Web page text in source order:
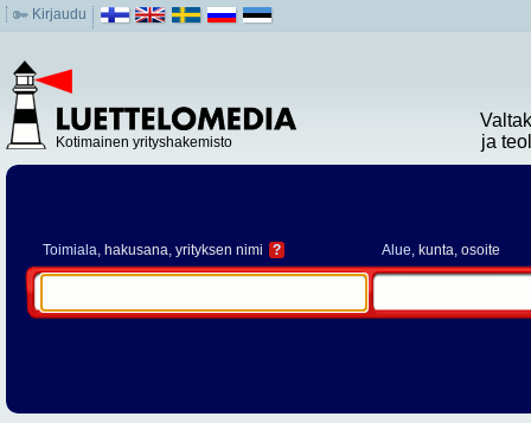
Kirjaudu
Kotimainen yrityshakemisto
ja
Toimiala, hakusana, yrityksen nimi ? Alue, kunta, osoite